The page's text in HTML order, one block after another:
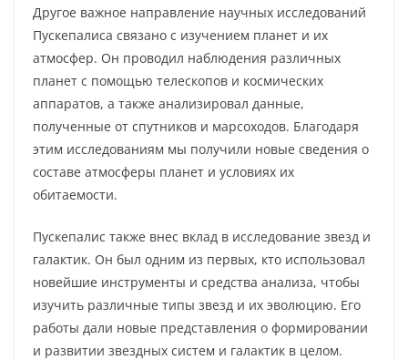
Другое важное направление научных исследований
Пускепалиса связано с изучением планет и их
атмосфер. Он проводил наблюдения различных
планет с помощью телескопов и космических
аппаратов, а также анализировал данные,
полученные от спутников и марсоходов. Благодаря
этим исследованиям мы получили новые сведения о
составе атмосферы планет и условиях их
обитаемости.
Пускепалис также внес вклад в исследование звезд и
галактик. Он был одним из первых, кто использовал
новейшие инструменты и средства анализа, чтобы
изучить различные типы звезд и их эволюцию. Его
работы дали новые представления о формировании
и развитии звездных систем и галактик в целом.